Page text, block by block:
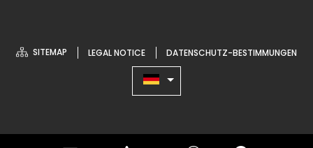
SITEMAP LEGAL NOTICE DATENSCHUTZ-BESTIMMUNGEN